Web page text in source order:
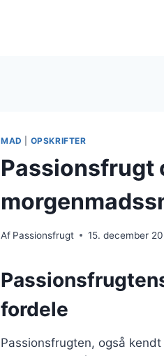
MAD OPSKRIFTER
Passionsfrugt
Af Passionsfrugt 15. december
fordele
Passionsfrugten, også